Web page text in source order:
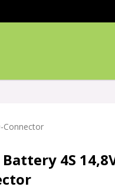
Connector
4S